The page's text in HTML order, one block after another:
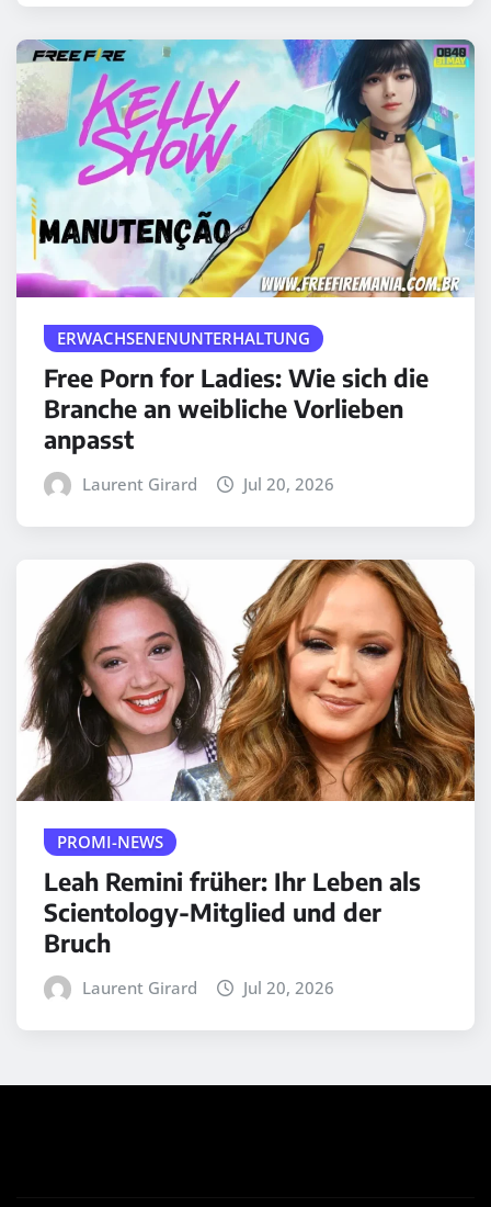
ERWACHSENENUNTERHALTUNG
Free Porn for Ladies: Wie sich die
Branche an weibliche Vorlieben
anpasst
Laurent Girard Jul 20, 2026
PROMI-NEWS
Leah Remini früher: Ihr Leben als
Scientology-Mitglied und der
Bruch
Laurent Girard Jul 20, 2026